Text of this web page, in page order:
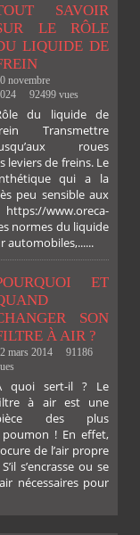
SAVOIR
LE RÔLE
LIQUIDE DE
novembre
92499 vues
du liquide de
Transmettre
roues
leviers de freins. Le
qui a la
peu sensible aux
www.oreca-
normes du liquide
automobiles,......
ET
SON
À AIR ?
mars 2014
91186
quoi sert-il ? Le
à air est une
des plus
! En effet,
de l’air propre
s’encrasse ou se
nécessaires pour